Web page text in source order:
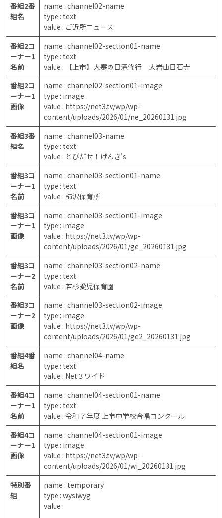
番組2番
組名
name : channel02-name
type : text
value : ご近所ニュース
番組2コ
ーナー1
名前
name : channel02-section01-name
type : text
value : 【上市】大寒の日滝修行 大岩山日石寺
番組2コ
ーナー1
画像
name : channel02-section01-image
type : image
value : https://net3.tv/wp/wp-
content/uploads/2026/01/ne_20260131.jpg
番組3番
組名
name : channel03-name
type : text
value : とびだせ！げんき's
番組3コ
ーナー1
名前
name : channel03-section01-name
type : text
value : 柿沢保育所
番組3コ
ーナー1
画像
name : channel03-section01-image
type : image
value : https://net3.tv/wp/wp-
content/uploads/2026/01/ge_20260131.jpg
番組3コ
ーナー2
名前
name : channel03-section02-name
type : text
value : 若杉愛児保育園
番組3コ
ーナー2
画像
name : channel03-section02-image
type : image
value : https://net3.tv/wp/wp-
content/uploads/2026/01/ge2_20260131.jpg
番組4番
組名
name : channel04-name
type : text
value : Net３ワイド
番組4コ
ーナー1
名前
name : channel04-section01-name
type : text
value : 令和７年度 上市中学校合唱コンクール
番組4コ
ーナー1
画像
name : channel04-section01-image
type : image
value : https://net3.tv/wp/wp-
content/uploads/2026/01/wi_20260131.jpg
特別番
組
name : temporary
type : wysiwyg
value :